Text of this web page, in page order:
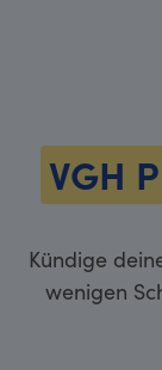
VGH
Kündige
wenigen